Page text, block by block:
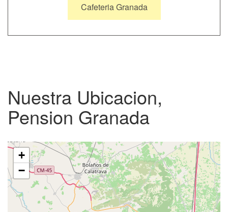
Cafeteria Granada
Nuestra Ubicacion,
Pension Granada
+
−